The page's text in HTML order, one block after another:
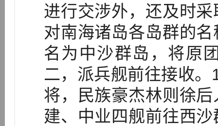
进行交涉外，还及时
对南海诸岛各岛群的
名为中沙群岛，将原
二，派兵舰前往接收
将，民族豪杰林则徐
建、中业四舰前往西